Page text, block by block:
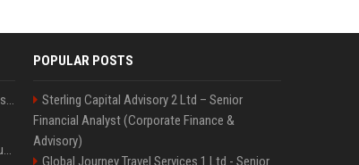
New AirPods are coming, but this is one of the best deals yet on AirPods Pro 3
iOS 27 adds four new ways to customize your iPhone’s Lock Screen
POPULAR POSTS
Sterling Capital Advisory 2 Ltd – Senior
Financial Analyst (Corporate Finance &
Advisory)
Global Journey Travel Services 1 Ltd - Senior